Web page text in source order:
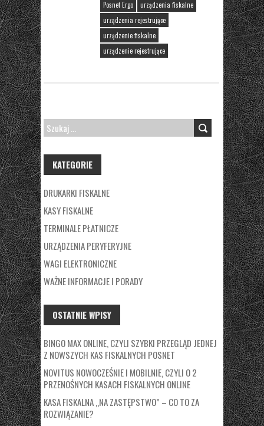
Posnet Ergo
urządzenia fiskalne
urządzenia rejestrujące
urządzenie fiskalne
urządzenie rejestrujące
SZUKAJ:
KATEGORIE
DRUKARKI FISKALNE
KASY FISKALNE
TERMINALE PŁATNICZE
URZĄDZENIA PERYFERYJNE
WAGI ELEKTRONICZNE
WAŻNE INFORMACJE I PORADY
OSTATNIE WPISY
BINGO MAX ONLINE, CZYLI SZYBKI PRZEGLĄD JEDNEJ
Z NOWSZYCH KAS FISKALNYCH POSNET
NOVITUS NOWOCZEŚNIE I MOBILNIE, CZYLI O 2
PRZENOŚNYCH KASACH FISKALNYCH ONLINE
KASA FISKALNA „NA ZASTĘPSTWO” – CO TO ZA
ROZWIĄZANIE?